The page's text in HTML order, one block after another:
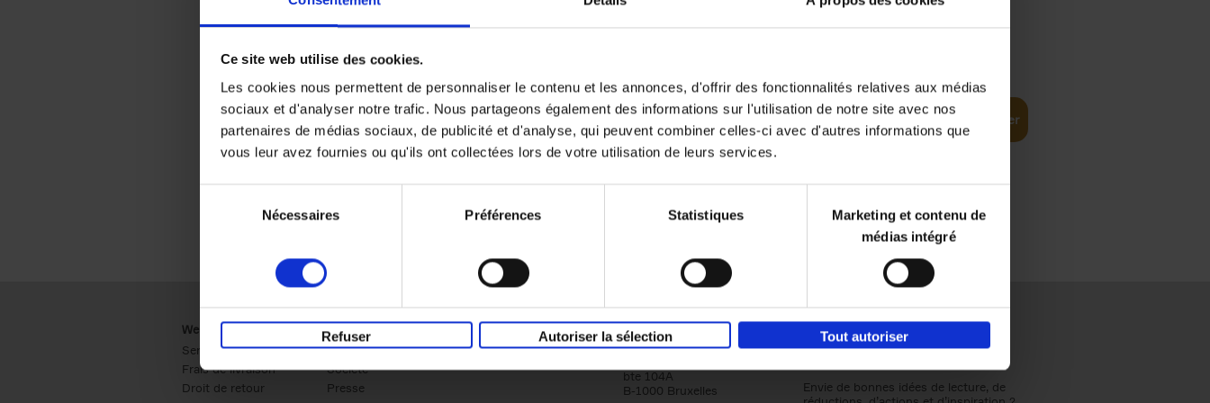
Ce site web utilise des cookies.
Les cookies nous permettent de personnaliser le contenu et les annonces, d'offrir des fonctionnalités relatives aux médias
sociaux et d'analyser notre trafic. Nous partageons également des informations sur l'utilisation de notre site avec nos
partenaires de médias sociaux, de publicité et d'analyse, qui peuvent combiner celles-ci avec d'autres informations que
vous leur avez fournies ou qu'ils ont collectées lors de votre utilisation de leurs services.
Nécessaires Préférences Statistiques
Marketing et contenu de
médias intégré
Refuser Autoriser la sélection Tout autoriser
Planning to Promoting
Clo Willaerts
Couverture souple
352 Ajouter au panier
Webshop
Service clients
Frais de livraison
Droit de retour
Business
Ventes
Société
Presse
Société
Qui sommes-nous?
Éditions Racine
Tour & Taxis
bte 104A
B-1000 Bruxelles
Envie de bonnes idées de lecture, de